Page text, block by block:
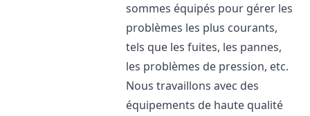
sommes équipés pour gérer les
problèmes les plus courants,
tels que les fuites, les pannes,
les problèmes de pression, etc.
Nous travaillons avec des
équipements de haute qualité